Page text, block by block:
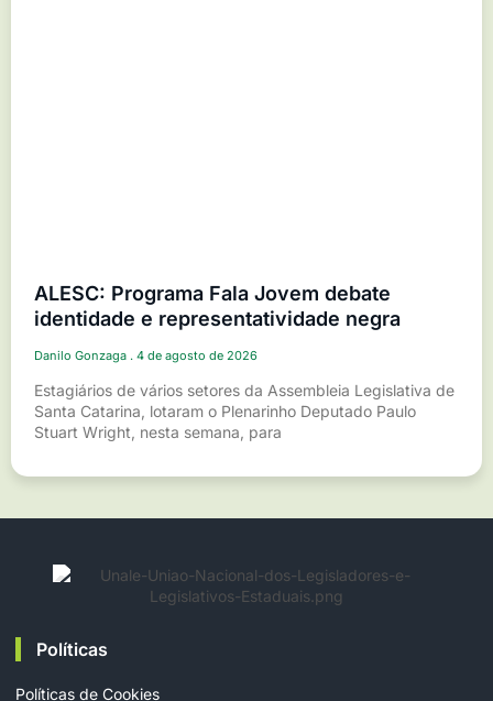
ALESC: Programa Fala Jovem debate
identidade e representatividade negra
Danilo Gonzaga 4 de agosto de 2026
Estagiários de vários setores da Assembleia Legislativa de
Santa Catarina, lotaram o Plenarinho Deputado Paulo
Stuart Wright, nesta semana, para
Políticas
Políticas de Cookies